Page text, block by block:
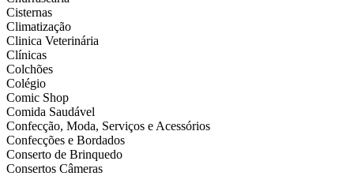
Cisternas
Climatização
Clinica Veterinária
Clínicas
Colchões
Colégio
Comic Shop
Comida Saudável
Confecção, Moda, Serviços e Acessórios
Confecções e Bordados
Conserto de Brinquedo
Consertos Câmeras